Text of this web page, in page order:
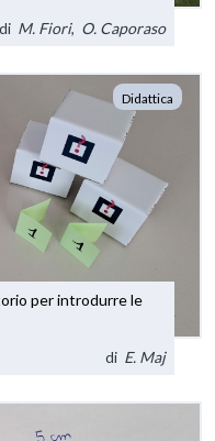
di M. Fiori, O. Caporaso
Didattica
per introdurre le
di E. Maj